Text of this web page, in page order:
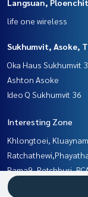
Langsuan, Ploenchit
life one wireless
Sukhumvit, Asoke,
Oka Haus Sukhumvit
Ashton Asoke
Ideo Q Sukhumvit 36
Interesting Zone
Khlongtoei,
Rama9, Petchburi,
Sukhumvit, Asoke,